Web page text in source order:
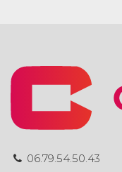
06.79.54.50.43